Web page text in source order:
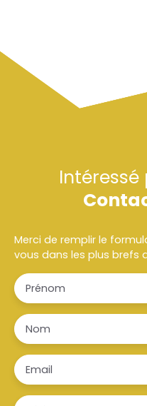
Merci de remplir le
vous dans les plus brefs
Prénom
Nom
Email